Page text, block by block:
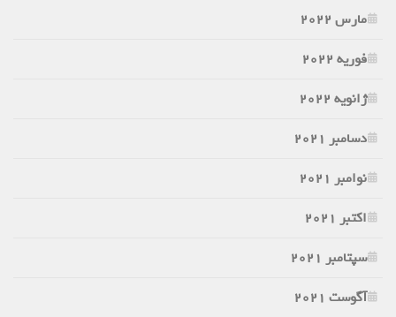
مارس 2022
فوریه 2022
ژانویه 2022
دسامبر 2021
نوامبر 2021
اکتبر 2021
سپتامبر 2021
آگوست 2021